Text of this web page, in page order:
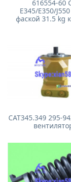
616554-60
E345/E350/
фаской 31.5 kg
CAT345.349 295-